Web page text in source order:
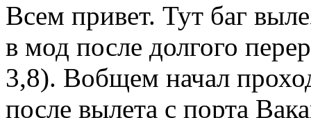
Всем привет. Тут баг
в мод после долгого
3,8). Вобщем начал
после вылета с порта